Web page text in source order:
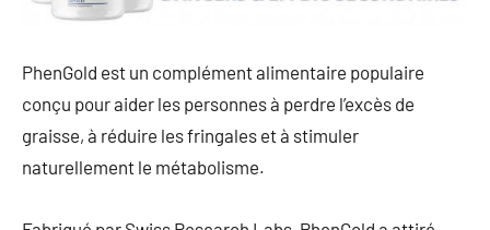
PhenGold est un complément alimentaire populaire
conçu pour aider les personnes à perdre l’excès de
graisse, à réduire les fringales et à stimuler
naturellement le métabolisme.